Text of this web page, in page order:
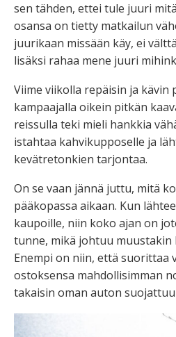
sen tähden, ettei tule juuri
osansa on tietty matkailun
juurikaan missään käy, ei
lisäksi rahaa mene juuri
Viime viikolla repäisin ja kävin
kampaajalla oikein pitkän
reissulla teki mieli hankkia
istahtaa kahvikupposelle ja
kevätretonkien tarjontaa.
On se vaan jännä juttu, mitä
pääkopassa aikaan. Kun
kaupoille, niin koko ajan on
tunne, mikä johtuu muustakin
Enempi on niin, että suorittaa
ostoksensa mahdollisimman
takaisin oman auton